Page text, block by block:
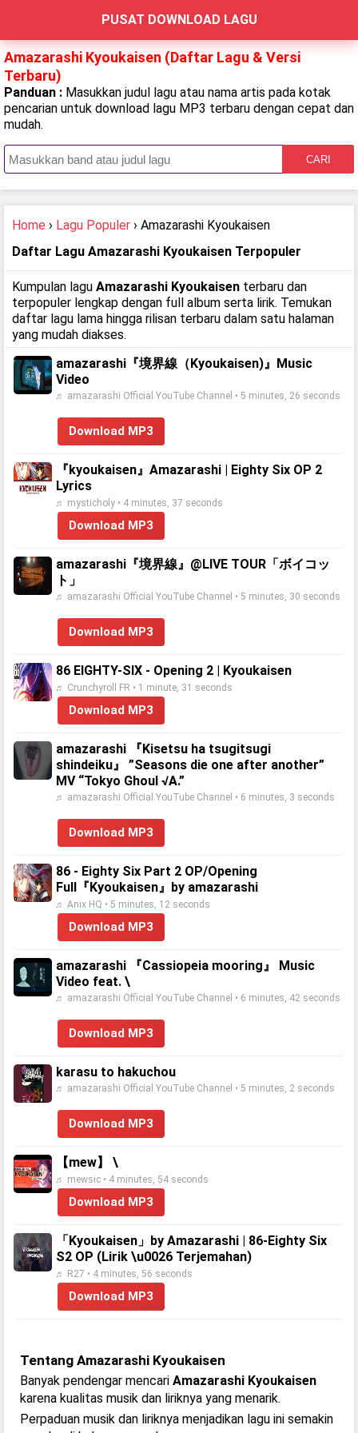
PUSAT DOWNLOAD LAGU
Amazarashi Kyoukaisen (Daftar Lagu & Versi
Terbaru)
Panduan : Masukkan judul lagu atau nama artis pada kotak
pencarian untuk download lagu MP3 terbaru dengan cepat dan
mudah.
CARI
Home › Lagu Populer › Amazarashi Kyoukaisen
Daftar Lagu Amazarashi Kyoukaisen Terpopuler
Kumpulan lagu Amazarashi Kyoukaisen terbaru dan
terpopuler lengkap dengan full album serta lirik. Temukan
daftar lagu lama hingga rilisan terbaru dalam satu halaman
yang mudah diakses.
amazarashi『境界線（Kyoukaisen)』Music
Video
♬ amazarashi Official YouTube Channel • 5 minutes, 26 seconds
Download MP3
『kyoukaisen』Amazarashi | Eighty Six OP 2
Lyrics
♬ mysticholy • 4 minutes, 37 seconds
Download MP3
amazarashi『境界線』@LIVE TOUR「ボイコッ
ト」
♬ amazarashi Official YouTube Channel • 5 minutes, 30 seconds
Download MP3
86 EIGHTY-SIX - Opening 2 | Kyoukaisen
♬ Crunchyroll FR • 1 minute, 31 seconds
Download MP3
amazarashi 『Kisetsu ha tsugitsugi
shindeiku』 ”Seasons die one after another”
MV “Tokyo Ghoul √A.”
♬ amazarashi Official YouTube Channel • 6 minutes, 3 seconds
Download MP3
86 - Eighty Six Part 2 OP/Opening
Full『Kyoukaisen』by amazarashi
♬ Anix HQ • 5 minutes, 12 seconds
Download MP3
amazarashi 『Cassiopeia mooring』 Music
Video feat. \
♬ amazarashi Official YouTube Channel • 6 minutes, 42 seconds
Download MP3
karasu to hakuchou
♬ amazarashi Official YouTube Channel • 5 minutes, 2 seconds
Download MP3
【mew】 \
♬ mewsic • 4 minutes, 54 seconds
Download MP3
「Kyoukaisen」by Amazarashi | 86-Eighty Six
S2 OP (Lirik \u0026 Terjemahan)
♬ R27 • 4 minutes, 56 seconds
Download MP3
Tentang Amazarashi Kyoukaisen
Banyak pendengar mencari Amazarashi Kyoukaisen
karena kualitas musik dan liriknya yang menarik.
Perpaduan musik dan liriknya menjadikan lagu ini semakin